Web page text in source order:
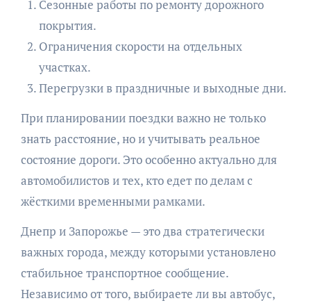
Сезонные работы по ремонту дорожного
покрытия.
Ограничения скорости на отдельных
участках.
Перегрузки в праздничные и выходные дни.
При планировании поездки важно не только
знать расстояние, но и учитывать реальное
состояние дороги. Это особенно актуально для
автомобилистов и тех, кто едет по делам с
жёсткими временными рамками.
Днепр и Запорожье — это два стратегически
важных города, между которыми установлено
стабильное транспортное сообщение.
Независимо от того, выбираете ли вы автобус,